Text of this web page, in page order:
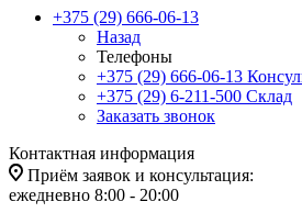
+375 (29) 666-06-13
Назад
Телефоны
+375 (29) 666-06-13
+375 (29) 6-211-500 Склад
Заказать звонок
Контактная информация
Приём заявок и консультация:
ежедневно 8:00 - 20:00